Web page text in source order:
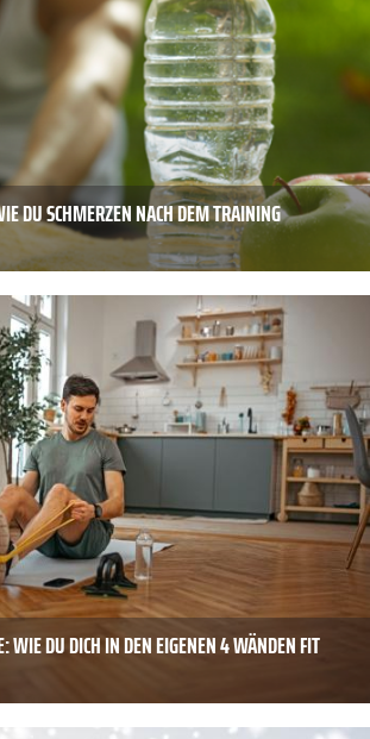
DU SCHMERZEN NACH DEM TRAINING
WIE DU DICH IN DEN EIGENEN 4 WÄNDEN FIT